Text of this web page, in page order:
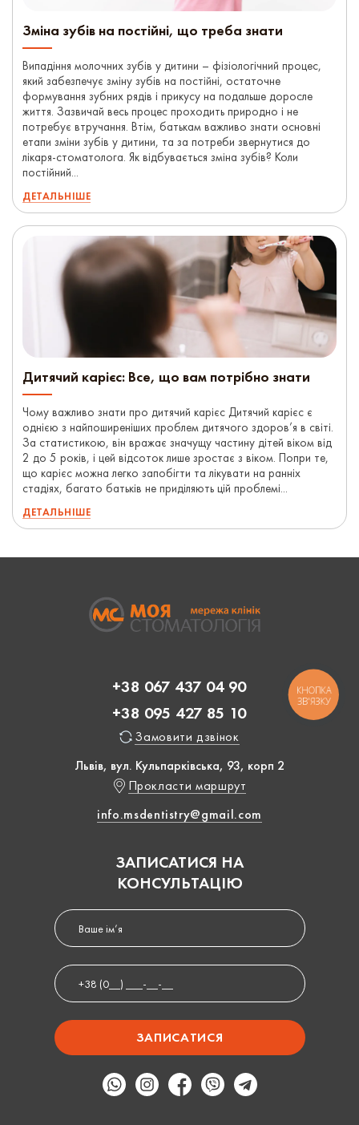
Зміна зубів на постійні, що треба знати
Випадіння молочних зубів у дитини – фізіологічний процес,
який забезпечує зміну зубів на постійні, остаточне
формування зубних рядів і прикусу на подальше доросле
життя. Зазвичай весь процес проходить природно і не
потребує втручання. Втім, батькам важливо знати основні
етапи зміни зубів у дитини, та за потреби звернутися до
лікаря-стоматолога. Як відбувається зміна зубів? Коли
постійний...
ДЕТАЛЬНІШЕ
Дитячий карієс: Все, що вам потрібно знати
Чому важливо знати про дитячий карієс Дитячий карієс є
однією з найпоширеніших проблем дитячого здоров’я в світі.
За статистикою, він вражає значущу частину дітей віком від
2 до 5 років, і цей відсоток лише зростає з віком. Попри те,
що карієс можна легко запобігти та лікувати на ранніх
стадіях, багато батьків не приділяють цій проблемі...
ДЕТАЛЬНІШЕ
+38 067 437 04 90
+38 095 427 85 10
Замовити дзвінок
Львів, вул. Кульпарківська, 93, корп 2
Прокласти маршрут
info.msdentistry@gmail.com
ЗАПИСАТИСЯ НА
КОНСУЛЬТАЦІЮ
КНОПКА
ЗВ'ЯЗКУ